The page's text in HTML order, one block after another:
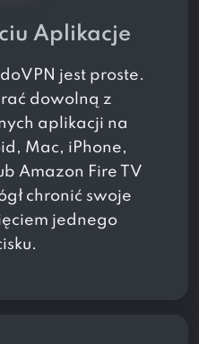
Aplikacje
jest proste.
dowolną z
aplikacji na
Mac, iPhone,
Amazon Fire TV
chronić swoje
jednego